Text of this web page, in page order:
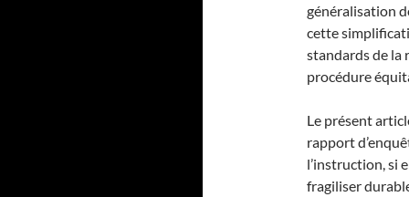
généralisation
cette
standards de la
procédure
Le présent
rapport
l’instruction, si
fragiliser